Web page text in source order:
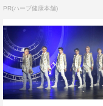
ロボットダンスを
年メドレー」。この
露だった。以降も、
けた者のみが踊るこ
ダンスナンバーの傑
PR(ハーブ健康本舗)